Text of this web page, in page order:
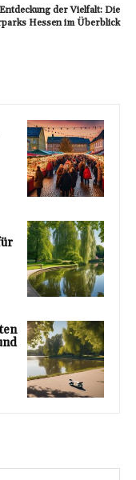
Entdeckung der Vielfalt: Die
Hessen im Überblick